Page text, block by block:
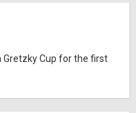
Gretzky Cup for the first